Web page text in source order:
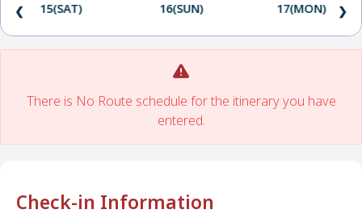
15(SAT) 16(SUN) 17(MON)
❮ ❯
There is No Route schedule for the itinerary you have
entered.
Check-in Information